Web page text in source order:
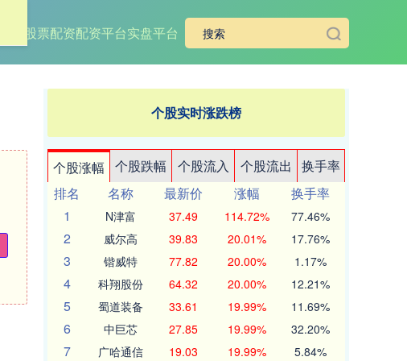
南宁股票配资配资平台实盘平台
个股实时涨跌榜
个股涨幅 个股跌幅 个股流入 个股流出
换手率
排名
名称 最新价 涨幅
换手率
1
N津富 37.49 114.72% 77.46%
2 威尔高 39.83 20.01% 17.76%
3 锴威特 77.82 20.00% 1.17%
4 科翔股份 64.32 20.00% 12.21%
5 蜀道装备 33.61 19.99% 11.69%
6 中巨芯 27.85 19.99% 32.20%
7 广哈通信 19.03 19.99% 5.84%